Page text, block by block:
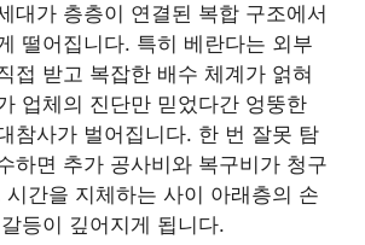
대가 층층이 연결된 복합 구조에서
떨어집니다. 특히 베란다는 외부
접 받고 복잡한 배수 체계가 얽혀
업체의 진단만 믿었다간 엉뚱한
참사가 벌어집니다. 한 번 잘못 탐
하면 추가 공사비와 복구비가 청구
간을 지체하는 사이 아래층의 손
등이 깊어지게 됩니다.